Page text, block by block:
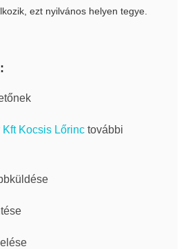
ezt nyilvános helyen tegye.
Kft Kocsis Lőrinc további